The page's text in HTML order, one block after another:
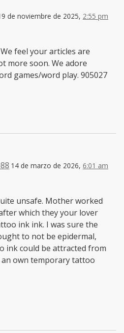
de noviembre de 2025, 2:55 pm
feel your articles are
more soon. We adore
games/word play. 905027
14 de marzo de 2026, 6:01 am
unsafe. Mother worked
which they your lover
ink ink. I was sure the
to not be epidermal,
ink could be attracted from
own temporary tattoo